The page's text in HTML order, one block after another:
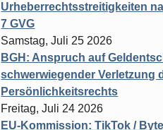
Urheberrechtsstreitigkeiten
7 GVG
Samstag, Juli 25 2026
BGH: Anspruch auf
schwerwiegender Verletzung
Persönlichkeitsrechts
Freitag, Juli 24 2026
EU-Kommission: TikTok /